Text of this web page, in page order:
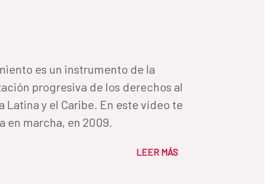
progresiva de los derechos al
Latina y el Caribe. En este vídeo te
marcha, en 2009.
LEER MÁS